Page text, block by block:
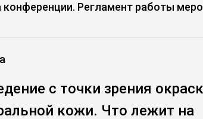
конференции. Регламент работы
с точки зрения
кожи. Что лежит на